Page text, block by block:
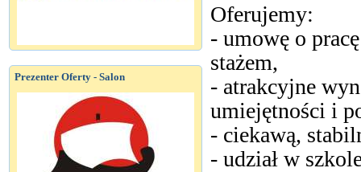
Prezenter Oferty - Salon
Oferujemy:
- umowę o
stażem,
- atrakcyjne
umiejętności i
- ciekawą,
- udział w